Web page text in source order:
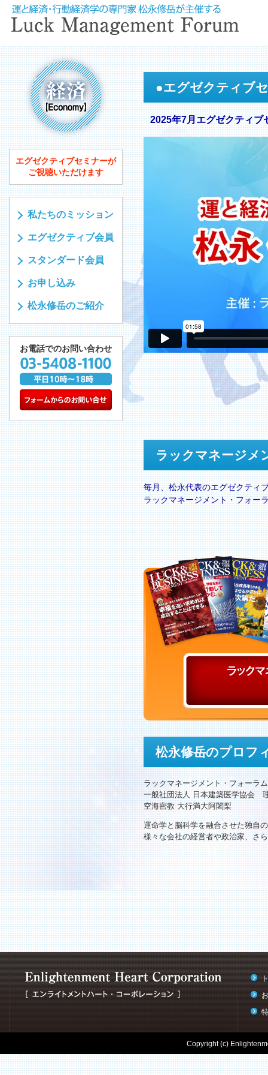
エグゼクティブセミナーが
ご視聴いただけます
私たちのミッション
エグゼクティブ会員
スタンダード会員
お申し込み
松永修岳のご紹介
お電話でのお問い合わせ
●エグゼクティブ
2025年7月エグゼクティブ
ラックマネージメ
毎月、松永代表のエグゼクティ
ラックマネージメント・フォー
松永修岳のプロフ
ラックマネージメント・フォーラ
一般社団法人 日本建築医学協会
空海密教 大行満大阿闍梨
運命学と脳科学を融合させた独自
様々な会社の経営者や政治家、さ
Copyright (c)